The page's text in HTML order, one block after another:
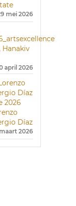
mei 2026
Hanakiv
april 2026
Díaz
2026